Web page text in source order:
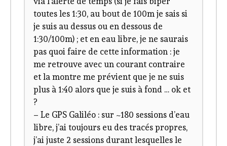
toutes les 1:30, au bout de 100m je sais si
je suis au dessus ou en dessous de
1:30/100m) ; et en eau libre, je ne saurais
pas quoi faire de cette information : je
me retrouve avec un courant contraire
et la montre me prévient que je ne suis
plus à 1:40 alors que je suis à fond … ok et
?
– Le GPS Galiléo : sur ~180 sessions d’eau
libre, j’ai toujours eu des tracés propres,
j’ai juste 2 sessions durant lesquelles le